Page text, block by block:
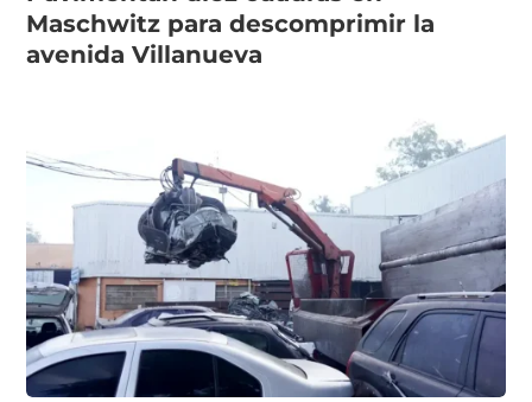
Maschwitz para descomprimir la
avenida Villanueva